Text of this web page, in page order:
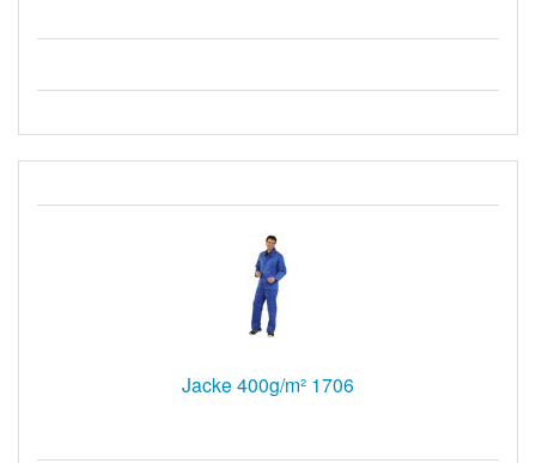
Jacke 400g/m² 1706